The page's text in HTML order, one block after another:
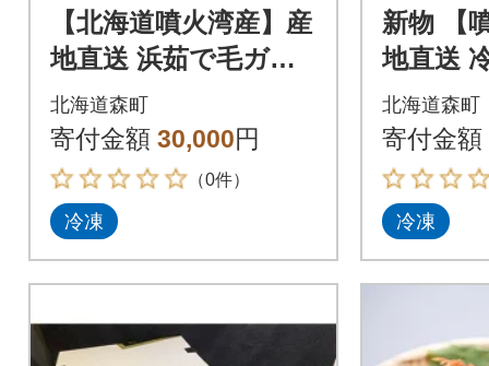
【北海道噴火湾産】産
地直送 浜茹で毛ガニ
(約600g前後～700g前
後)×1杯
北海道森町
寄付金額 30,000円
（0件）
冷凍
新物 【
地直送
ガニ(約
450g前
北海道森町
寄付金額
冷凍